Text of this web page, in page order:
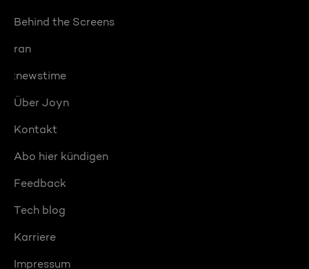
Behind the Screens
ran
:newstime
Über Joyn
Kontakt
Abo hier kündigen
Feedback
Tech blog
Karriere
Impressum